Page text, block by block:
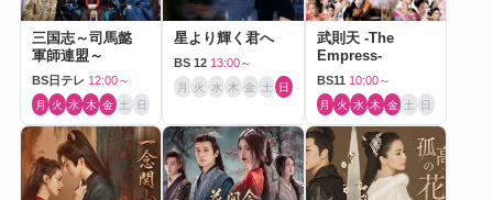
三国志～司馬懿
軍師連盟～
BS日テレ 12:00～
月 火 水 木 金 土 日
星より輝く君へ
BS 12 13:00～
月 火 水 木 金 土 日
武則天 -The
Empress-
BS11 10:00～
月 火 水 木 金 土 日